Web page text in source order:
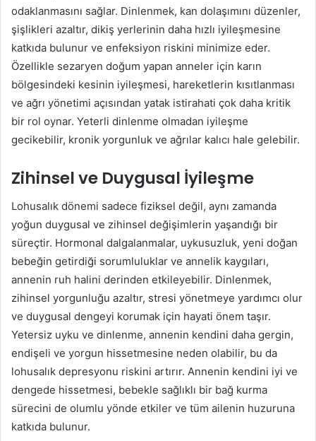
odaklanmasını sağlar. Dinlenmek, kan dolaşımını düzenler,
şişlikleri azaltır, dikiş yerlerinin daha hızlı iyileşmesine
katkıda bulunur ve enfeksiyon riskini minimize eder.
Özellikle sezaryen doğum yapan anneler için karın
bölgesindeki kesinin iyileşmesi, hareketlerin kısıtlanması
ve ağrı yönetimi açısından yatak istirahati çok daha kritik
bir rol oynar. Yeterli dinlenme olmadan iyileşme
gecikebilir, kronik yorgunluk ve ağrılar kalıcı hale gelebilir.
Zihinsel ve Duygusal İyileşme
Lohusalık dönemi sadece fiziksel değil, aynı zamanda
yoğun duygusal ve zihinsel değişimlerin yaşandığı bir
süreçtir. Hormonal dalgalanmalar, uykusuzluk, yeni doğan
bebeğin getirdiği sorumluluklar ve annelik kaygıları,
annenin ruh halini derinden etkileyebilir. Dinlenmek,
zihinsel yorgunluğu azaltır, stresi yönetmeye yardımcı olur
ve duygusal dengeyi korumak için hayati önem taşır.
Yetersiz uyku ve dinlenme, annenin kendini daha gergin,
endişeli ve yorgun hissetmesine neden olabilir, bu da
lohusalık depresyonu riskini artırır. Annenin kendini iyi ve
dengede hissetmesi, bebekle sağlıklı bir bağ kurma
sürecini de olumlu yönde etkiler ve tüm ailenin huzuruna
katkıda bulunur.